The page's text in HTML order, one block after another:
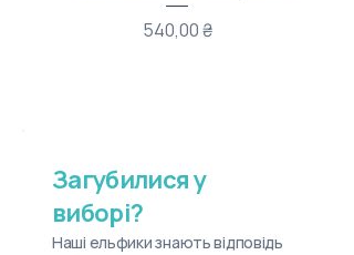
Ціна
540,00 ₴
Загубилися у
виборі?
Наші ельфики знають відповідь